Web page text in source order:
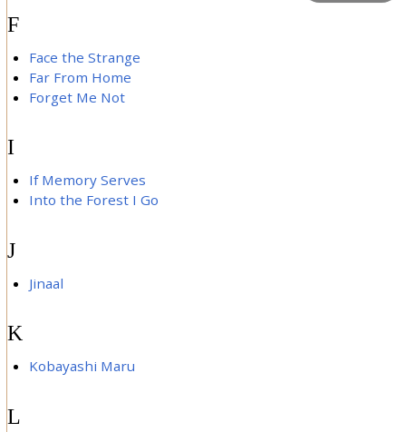
F
Face the Strange
Far From Home
Forget Me Not
I
If Memory Serves
Into the Forest I Go
J
Jinaal
K
Kobayashi Maru
L